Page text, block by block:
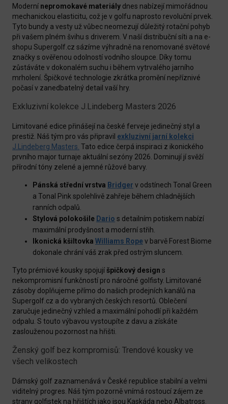
Moderní nepromokavé materiály dnes nabízejí mimořádnou
mechanickou elasticitu, což je v golfu naprosto revoluční prvek.
Tyto bundy a vesty už vůbec neomezují důležitý rotační pohyb
při vašem plném švihu s driverem. V naší distribuční síti a na e-
shopu Supergolf.cz sázíme výhradně na renomované světové
značky s ověřenou odolností vodního sloupce. Díky tomu
zůstáváte v dokonalém suchu i během vytrvalého jarního
mrholení. Špičkové technologie zkrátka promění nepříznivé
počasí v zanedbatelný detail vaší hry.
Exkluzivní kolekce J.Lindeberg Masters 2026
Limitované edice přinášejí na české ferveje jedinečný styl a
prestiž. Náš tým pro vás připravil exkluzivní jarní kolekci
J.Lindeberg Masters. Tato edice čerpá inspiraci z ikonického
prvního major turnaje aktuální sezóny 2026. Dominují jí svěží
přírodní tóny zelené a jemné růžové barvy.
Pánská střední vrstva Bridger v odstínech Tonal Green
a Tonal Pink spolehlivě zahřeje během chladnějších
ranních odpalů.
Stylová polokošile Dario s detailním potiskem nabízí
maximální prodyšnost a moderní střih.
Ikonická kšiltovka Williams Ropev barvě Forest Biome
dokonale chrání váš zrak před ostrým sluncem.
Tyto prémiové kousky spojujíšpičkový design s
nekompromisní funkčností pro náročné golfisty. Limitované
zásoby doplňujeme přímo do našich prodejních kanálů na
Supergolf.cz a do vybraných českých resortů. Oblečení
zaručuje jedinečný vzhled a maximální pohodlí při každém
odpalu. S touto výbavou vystoupíte z davu a získáte
zaslouženou pozornost na hřišti.
Ženský golf bez kompromisů: Trendové kousky ve
všech velikostech
Dámský golf zaznamenává v České republice stabilní a velmi
viditelný progres. Náš tým pozorně vnímá rostoucí zájem ze
strany golfistek na hřištích jako jsou Kaskáda nebo Albatross.